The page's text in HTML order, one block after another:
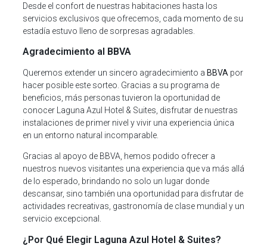
Desde el confort de nuestras habitaciones hasta los
servicios exclusivos que ofrecemos, cada momento de su
estadía estuvo lleno de sorpresas agradables.
Agradecimiento al BBVA
Queremos extender un sincero agradecimiento a BBVA por
hacer posible este sorteo. Gracias a su programa de
beneficios, más personas tuvieron la oportunidad de
conocer Laguna Azul Hotel & Suites, disfrutar de nuestras
instalaciones de primer nivel y vivir una experiencia única
en un entorno natural incomparable.
Gracias al apoyo de BBVA, hemos podido ofrecer a
nuestros nuevos visitantes una experiencia que va más allá
de lo esperado, brindando no solo un lugar donde
descansar, sino también una oportunidad para disfrutar de
actividades recreativas, gastronomía de clase mundial y un
servicio excepcional.
¿Por Qué Elegir Laguna Azul Hotel & Suites?